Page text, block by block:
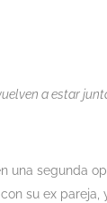
a estar
segunda
su ex